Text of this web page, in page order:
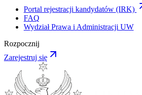
Portal rejestracji kandydatów (IRK)
FAQ
Wydział Prawa i Administracji UW
Rozpocznij
Zarejestruj się